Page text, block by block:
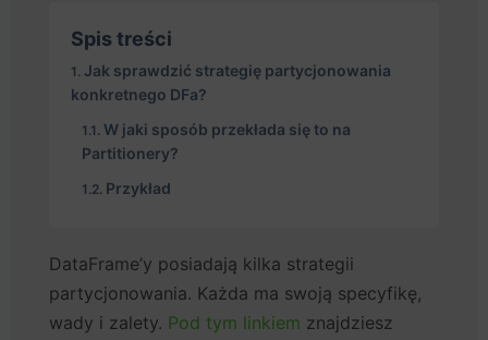
Spis treści
Jak sprawdzić strategię partycjonowania
konkretnego DFa?
W jaki sposób przekłada się to na
Partitionery?
Przykład
DataFrame’y posiadają kilka strategii
partycjonowania. Każda ma swoją specyfikę,
wady i zalety. Pod tym linkiem znajdziesz